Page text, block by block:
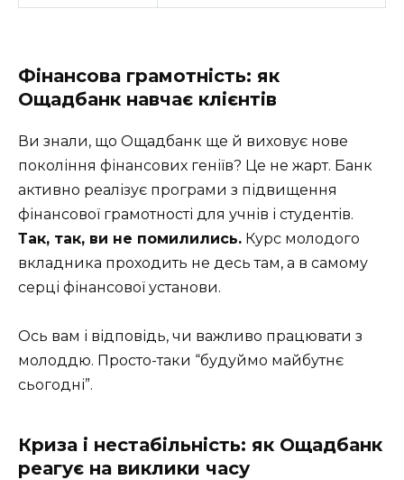
Фінансова грамотність: як
Ощадбанк навчає клієнтів
Ви знали, що Ощадбанк ще й виховує нове
покоління фінансових геніїв? Це не жарт. Банк
активно реалізує програми з підвищення
фінансової грамотності для учнів і студентів.
Так, так, ви не помилились. Курс молодого
вкладника проходить не десь там, а в самому
серці фінансової установи.
Ось вам і відповідь, чи важливо працювати з
молоддю. Просто-таки “будуймо майбутнє
сьогодні”.
Криза і нестабільність: як Ощадбанк
реагує на виклики часу